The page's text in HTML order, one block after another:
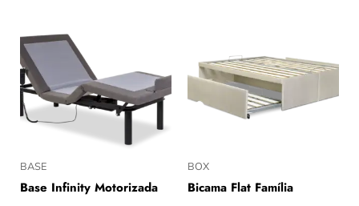
BASE
Base Infinity Motorizada
BOX
Bicama Flat Família